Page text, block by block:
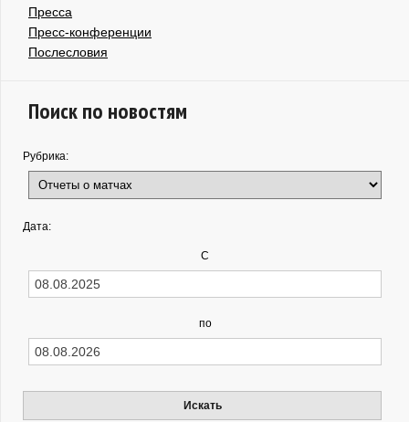
Пресса
Пресс-конференции
Послесловия
Поиск по новостям
Рубрика:
Дата:
С
по
Искать